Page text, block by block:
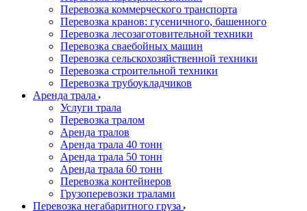
Перевозка коммерческого транспорта
Перевозка кранов: гусеничного, башенного
Перевозка лесозаготовительной техники
Перевозка сваебойных машин
Перевозка сельскохозяйственной техники
Перевозка строительной техники
Перевозка трубоукладчиков
Аренда трала
Услуги трала
Перевозка тралом
Аренда тралов
Аренда трала 40 тонн
Аренда трала 50 тонн
Аренда трала 60 тонн
Перевозка контейнеров
Грузоперевозки тралами
Перевозка негабаритного груза